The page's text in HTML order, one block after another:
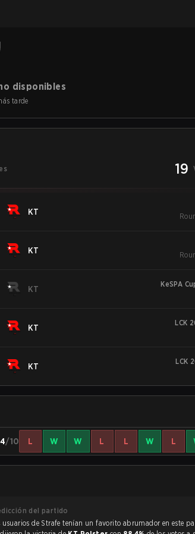
disponibles
tarde
19
KT
KT
KT
KeSPA
KT
LCK
KT
LCK
4/10 L W W L L W L
del partido
de Strafe tenían un favorito abrumador en este partido, y